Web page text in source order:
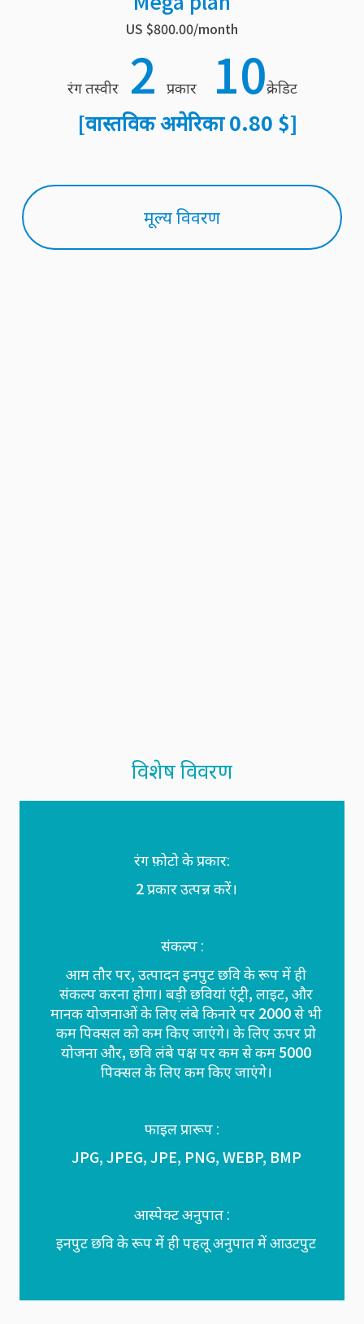
US $800.00/month
रंग तस्वीर2 प्रकार 10क्रेडिट
[वास्तविक अमेरिका 0.80 $]
मूल्य विवरण
विशेष विवरण
रंग फ़ोटो के प्रकार:
2 प्रकार उत्पन्न करें।
संकल्प :
आम तौर पर, उत्पादन इनपुट छवि के रूप में ही
संकल्प करना होगा। बड़ी छवियां एंट्री, लाइट, और
मानक योजनाओं के लिए लंबे किनारे पर 2000 से भी
कम पिक्सल को कम किए जाएंगे। के लिए ऊपर प्रो
योजना और, छवि लंबे पक्ष पर कम से कम 5000
पिक्सल के लिए कम किए जाएंगे।
फाइल प्रारूप :
JPG, JPEG, JPE, PNG, WEBP, BMP
आस्पेक्ट अनुपात :
इनपुट छवि के रूप में ही पहलू अनुपात में आउटपुट